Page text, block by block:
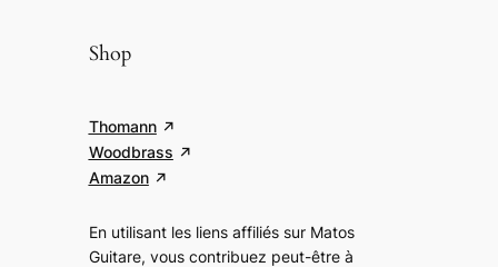
Shop
Thomann
Woodbrass
Amazon
En utilisant les liens affiliés sur Matos
Guitare, vous contribuez peut-être à